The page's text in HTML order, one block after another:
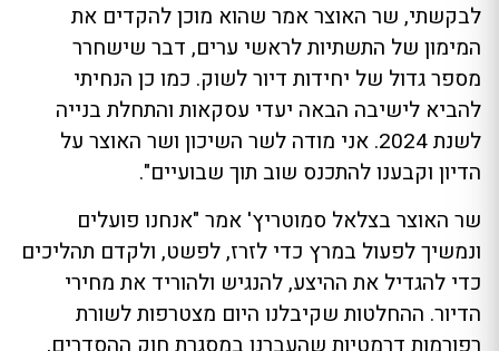
לבקשתי, שר האוצר אמר שהוא מוכן להקדים את
המימון של התשתיות לראשי ערים, דבר שישחרר
מספר גדול של יחידות דיור לשוק. כמו כן הנחיתי
להביא לישיבה הבאה יעדי עסקאות והתחלת בנייה
לשנת 2024. אני מודה לשר השיכון ושר האוצר על
הדיון וקבענו להתכנס שוב תוך שבועיים".
שר האוצר בצלאל סמוטריץ' אמר "אנחנו פועלים
ונמשיך לפעול במרץ כדי לזרז, לפשט, ולקדם תהליכים
כדי להגדיל את ההיצע, להנגיש ולהוריד את מחירי
הדיור. ההחלטות שקיבלנו היום מצטרפות לשורת